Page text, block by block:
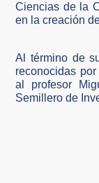
Ciencias de la
en la creación
Al término de
reconocidas
al profesor
Semillero de